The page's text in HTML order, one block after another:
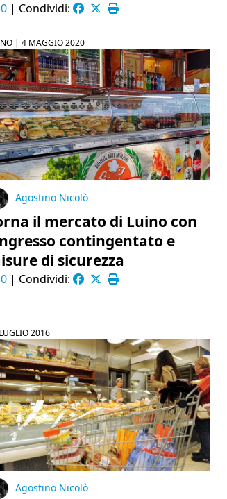
0 | Condividi:
|4 MAGGIO 2020
Agostino Nicolò
il mercato di Luino con
contingentato e
di sicurezza
0 | Condividi:
2016
Agostino Nicolò